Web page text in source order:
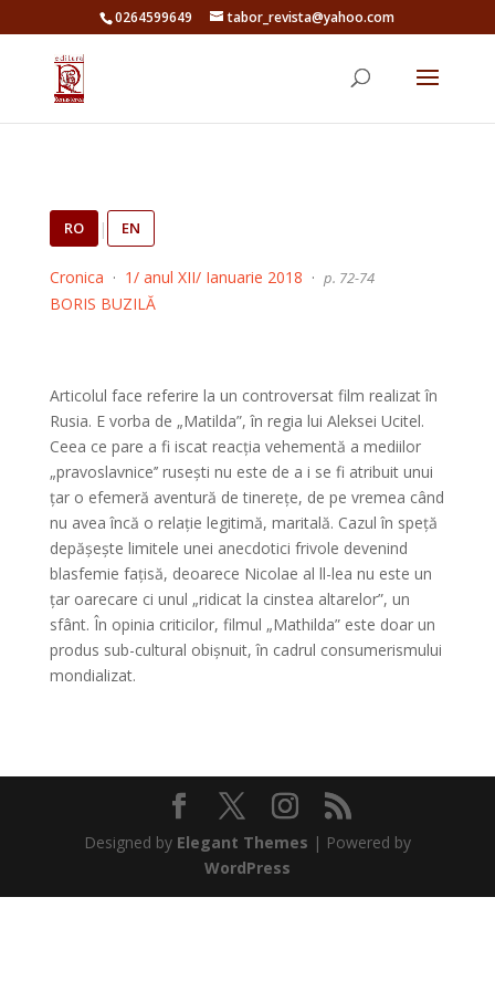
0264599649 tabor_revista@yahoo.com
RO | EN
Cronica · 1/ anul XII/ Ianuarie 2018 · p. 72-74
BORIS BUZILĂ
Articolul face referire la un controversat film realizat în
Rusia. E vorba de „Matilda”, în regia lui Aleksei Ucitel.
Ceea ce pare a fi iscat reacția vehementă a mediilor
„pravoslavnice’’ rusești nu este de a i se fi atribuit unui
țar o efemeră aventură de tinerețe, de pe vremea când
nu avea încă o relație legitimă, maritală. Cazul în speță
depășește limitele unei anecdotici frivole devenind
blasfemie fațisă, deoarece Nicolae al ll-lea nu este un
țar oarecare ci unul „ridicat la cinstea altarelor”, un
sfânt. În opinia criticilor, filmul „Mathilda” este doar un
produs sub-cultural obișnuit, în cadrul consumerismului
mondializat.
Designed by Elegant Themes | Powered by
WordPress